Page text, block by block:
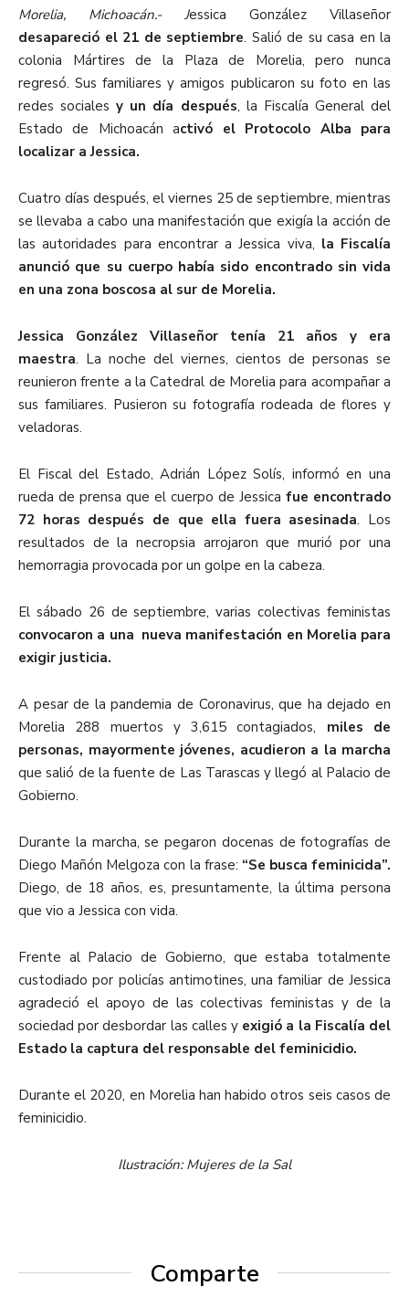
Morelia, Michoacán.- Jessica González Villaseñor
desapareció el 21 de septiembre. Salió de su casa en la
colonia Mártires de la Plaza de Morelia, pero nunca
regresó.Sus familiares y amigos publicaron su foto en las
redes socialesy un día después, la Fiscalía General del
Estado de Michoacán activó el Protocolo Alba para
localizar a Jessica.
Cuatro días después, el viernes 25 de septiembre, mientras
se llevaba a cabo una manifestación que exigía la acción de
las autoridades para encontrar a Jessica viva, la Fiscalía
anunció que su cuerpo había sido encontrado sin vida
en una zona boscosa al sur de Morelia.
Jessica González Villaseñor tenía 21 años y era
maestra. La noche del viernes, cientos de personas se
reunieron frente a la Catedral de Morelia para acompañar a
sus familiares. Pusieron su fotografía rodeada de flores y
veladoras.
El Fiscal del Estado, Adrián López Solís, informó en una
rueda de prensa que el cuerpo de Jessica fue encontrado
72 horas después de que ella fuera asesinada. Los
resultados de la necropsia arrojaron que murió por una
hemorragia provocada por un golpe en la cabeza.
El sábado 26 de septiembre, varias colectivas feministas
convocaron a una nueva manifestación en Morelia para
exigir justicia.
A pesar de la pandemia de Coronavirus, que ha dejado en
Morelia 288 muertos y 3,615 contagiados, miles de
personas, mayormente jóvenes, acudieron a la marcha
que salió de la fuente de Las Tarascas y llegó al Palacio de
Gobierno.
Durante la marcha, se pegaron docenas de fotografías de
Diego Mañón Melgoza con la frase: “Se busca feminicida”.
Diego, de 18 años, es, presuntamente, la última persona
que vio a Jessica con vida.
Frente al Palacio de Gobierno, que estaba totalmente
custodiado por policías antimotines, una familiar de Jessica
agradeció el apoyo de las colectivas feministas y de la
sociedad por desbordar las calles y exigió a la Fiscalía del
Estado la captura del responsable del feminicidio.
Durante el 2020, en Morelia han habido otros seis casos de
feminicidio.
Ilustración: Mujeres de la Sal
Comparte